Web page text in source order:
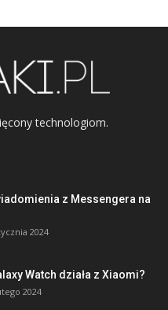
technologiom.
z Messengera na
2024
Watch działa z Xiaomi?
2024